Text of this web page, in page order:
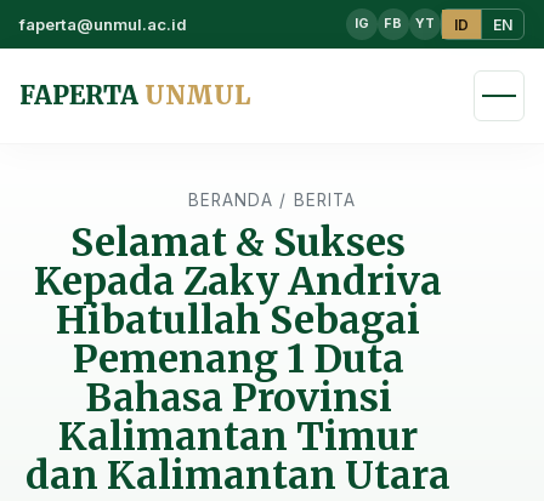
faperta@unmul.ac.id IG FB YT ID EN
FAPERTA UNMUL
BERANDA / BERITA
Selamat & Sukses
Kepada Zaky Andriva
Hibatullah Sebagai
Pemenang 1 Duta
Bahasa Provinsi
Kalimantan Timur
dan Kalimantan Utara